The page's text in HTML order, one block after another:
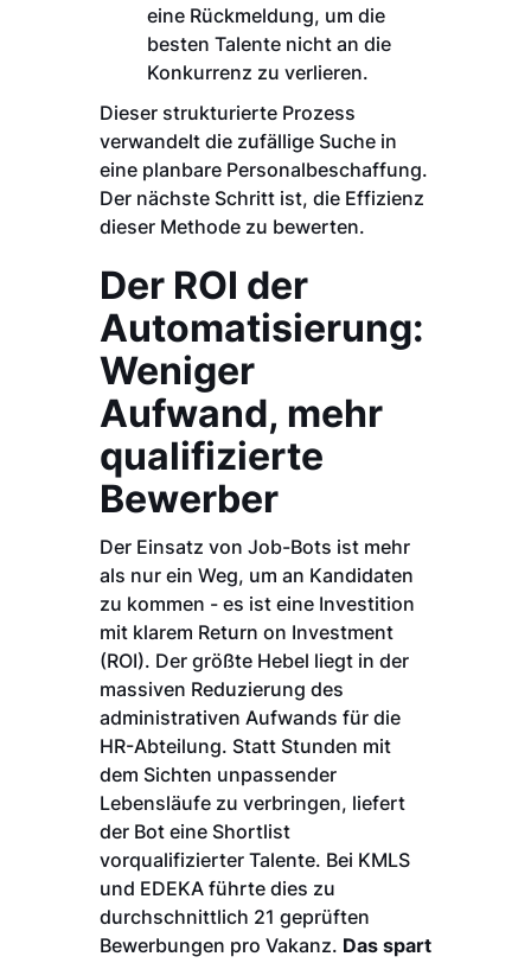
eine Rückmeldung, um die
besten Talente nicht an die
Konkurrenz zu verlieren.
Dieser strukturierte Prozess
verwandelt die zufällige Suche in
eine planbare Personalbeschaffung.
Der nächste Schritt ist, die Effizienz
dieser Methode zu bewerten.
Der ROI der
Automatisierung:
Weniger
Aufwand, mehr
qualifizierte
Bewerber
Der Einsatz von Job-Bots ist mehr
als nur ein Weg, um an Kandidaten
zu kommen - es ist eine Investition
mit klarem Return on Investment
(ROI). Der größte Hebel liegt in der
massiven Reduzierung des
administrativen Aufwands für die
HR-Abteilung. Statt Stunden mit
dem Sichten unpassender
Lebensläufe zu verbringen, liefert
der Bot eine Shortlist
vorqualifizierter Talente. Bei KMLS
und EDEKA führte dies zu
durchschnittlich 21 geprüften
Bewerbungen pro Vakanz. Das spart